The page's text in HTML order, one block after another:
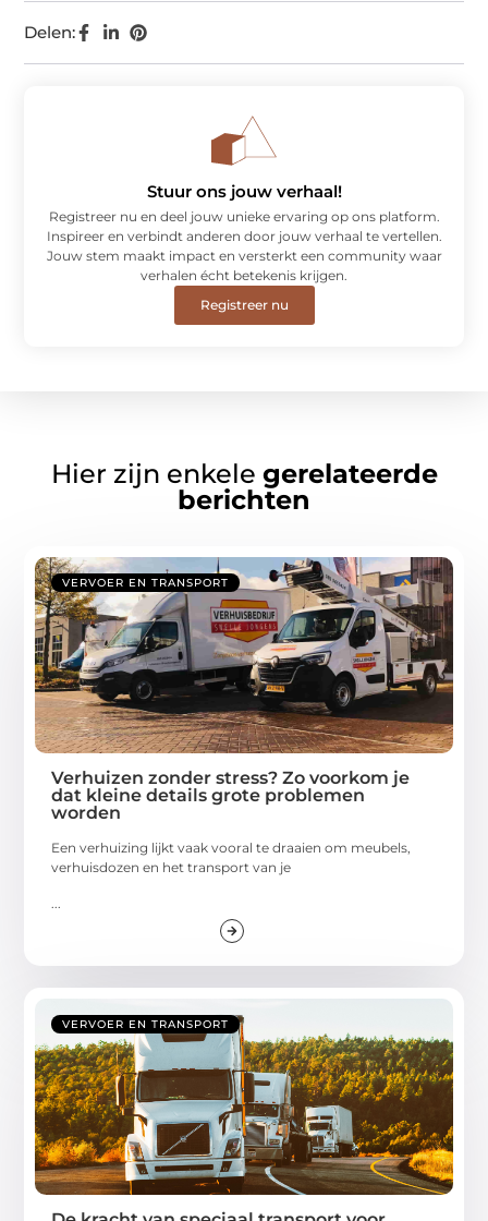
Delen:
Stuur ons jouw verhaal!
Registreer nu en deel jouw unieke ervaring op ons platform.
Inspireer en verbindt anderen door jouw verhaal te vertellen.
Jouw stem maakt impact en versterkt een community waar
verhalen écht betekenis krijgen.
Registreer nu
Hier zijn enkele gerelateerde
berichten
VERVOER EN TRANSPORT
Verhuizen zonder stress? Zo voorkom je
dat kleine details grote problemen
worden
Een verhuizing lijkt vaak vooral te draaien om meubels,
verhuisdozen en het transport van je
VERVOER EN TRANSPORT